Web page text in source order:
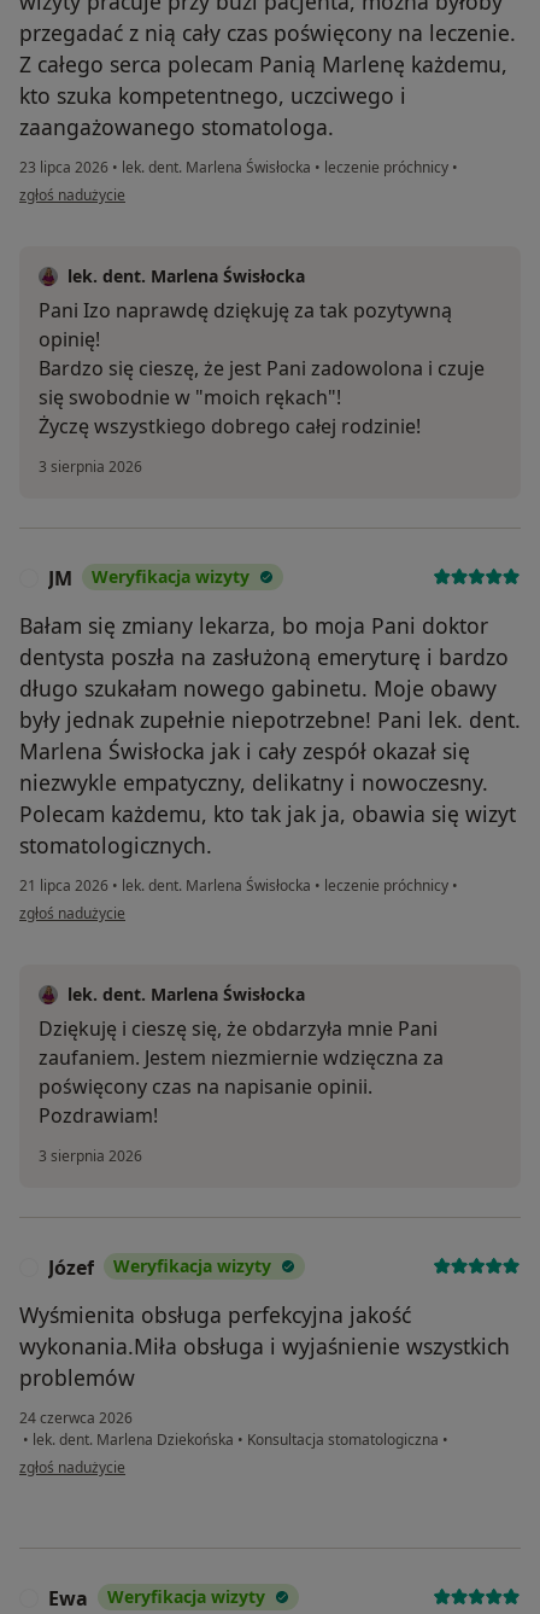
przegadać z nią cały czas poświęcony na leczenie.
Z całego serca polecam Panią Marlenę każdemu,
kto szuka kompetentnego, uczciwego i
zaangażowanego stomatologa.
23 lipca 2026 • lek. dent. Marlena Świsłocka • leczenie próchnicy •
w opinii użytkownika Iza
zgłoś nadużycie
lek. dent. Marlena Świsłocka
Pani Izo naprawdę dziękuję za tak pozytywną
opinię!
Bardzo się cieszę, że jest Pani zadowolona i czuje
się swobodnie w "moich rękach"!
Życzę wszystkiego dobrego całej rodzinie!
3 sierpnia 2026
JM Weryfikacja wizyty
Bałam się zmiany lekarza, bo moja Pani doktor
dentysta poszła na zasłużoną emeryturę i bardzo
długo szukałam nowego gabinetu. Moje obawy
były jednak zupełnie niepotrzebne! Pani lek. dent.
Marlena Świsłocka jak i cały zespół okazał się
niezwykle empatyczny, delikatny i nowoczesny.
Polecam każdemu, kto tak jak ja, obawia się wizyt
stomatologicznych.
21 lipca 2026 • lek. dent. Marlena Świsłocka • leczenie próchnicy •
w opinii użytkownika JM
zgłoś nadużycie
lek. dent. Marlena Świsłocka
Dziękuję i cieszę się, że obdarzyła mnie Pani
zaufaniem. Jestem niezmiernie wdzięczna za
poświęcony czas na napisanie opinii.
Pozdrawiam!
3 sierpnia 2026
Józef Weryfikacja wizyty
Wyśmienita obsługa perfekcyjna jakość
wykonania.Miła obsługa i wyjaśnienie wszystkich
problemów
24 czerwca 2026
• lek. dent. Marlena Dziekońska • Konsultacja stomatologiczna •
w opinii użytkownika Józef
zgłoś nadużycie
Ewa Weryfikacja wizyty